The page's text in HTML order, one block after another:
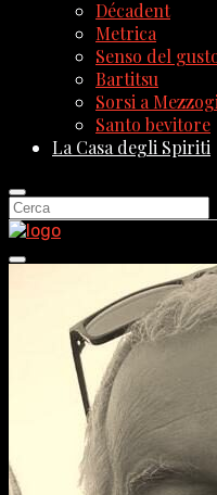
Décadent
Metrica
Senso del
Bartitsu
Sorsi a
Santo bevitore
La Casa degli Spiriti